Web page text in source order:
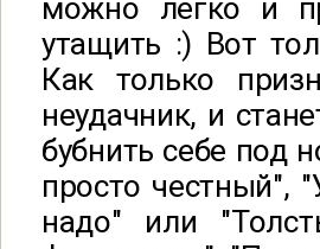
можно легко и
утащить :) Вот
Как только
неудачник, и
бубнить себе под
просто честный",
надо" или